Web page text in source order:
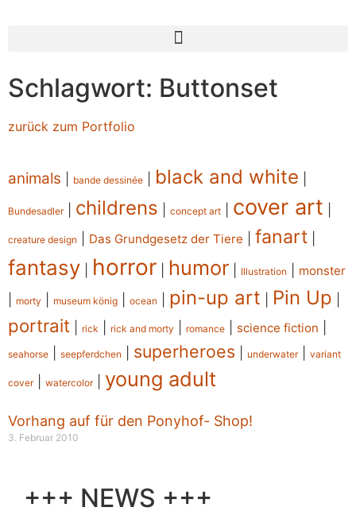
Schlagwort: Buttonset
zurück zum Portfolio
animals bande dessinée black and white
Bundesadler| childrens concept art cover art
creature design Das Grundgesetz der Tiere fanart
fantasy horror humor Illustration monster
morty museum könig ocean pin-up art Pin Up
portrait rick rick and morty romance science fiction
seahorse seepferdchen superheroes underwater| variant
cover| watercolor| young adult
Vorhang auf für den Ponyhof- Shop!
3. Februar 2010
+++ NEWS +++